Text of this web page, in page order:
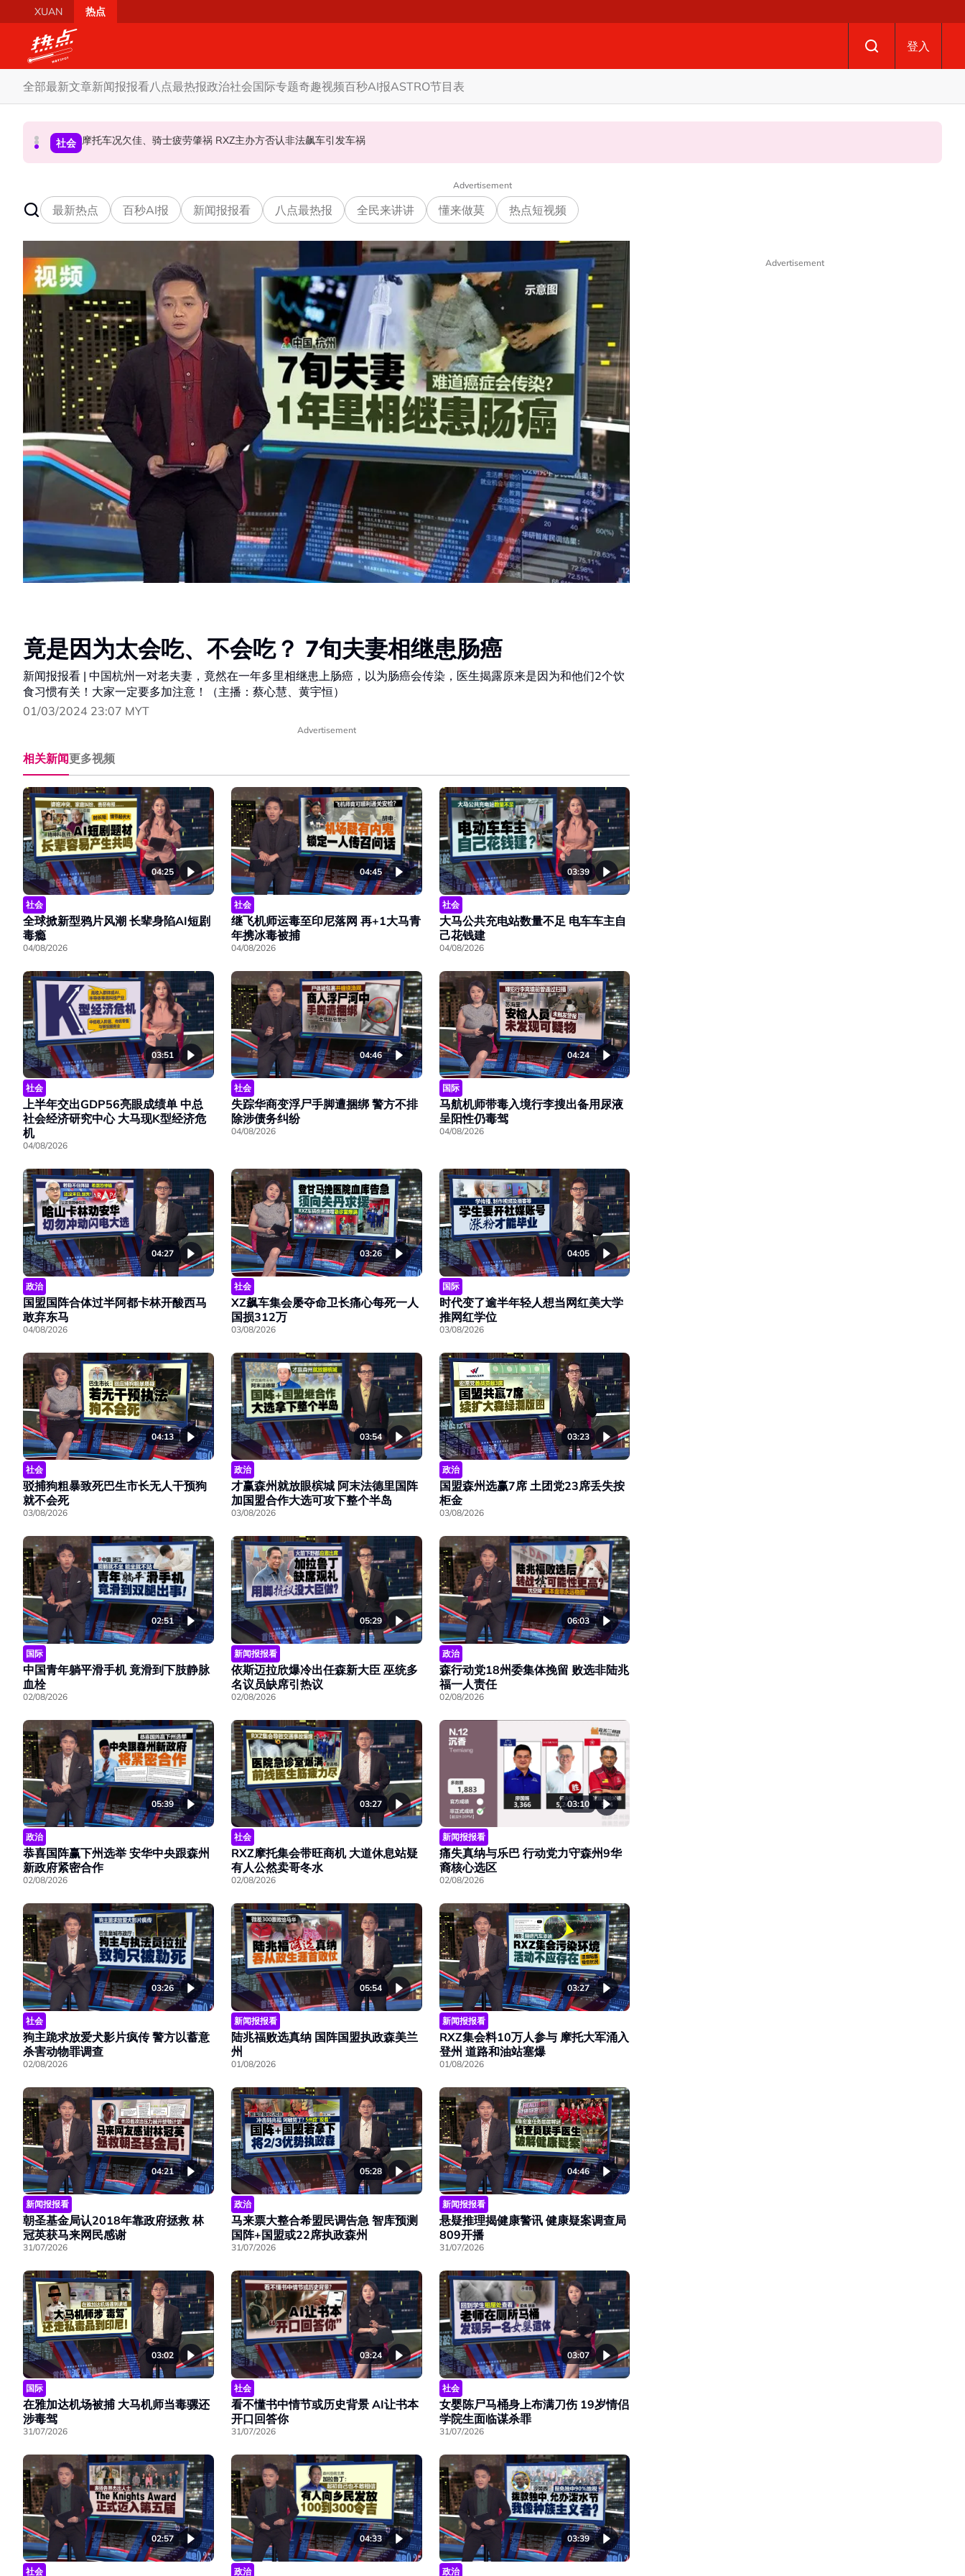
Skip to main content
XUAN 热点
登入
全部最新文章新闻报报看八点最热报政治社会国际专题奇趣视频百秒AI报ASTRO节目表
财经 SST成华商远离希盟因素？ 阿末马斯兰：华裔商家更倾向GST机制
社会 摩托车况欠佳、骑士疲劳肇祸 RXZ主办方否认非法飙车引发车祸
政治 柔森州选合作奏效 阿末马斯兰吁国阵国盟携手迎战甲州选
Advertisement
最新热点 百秒AI报 新闻报报看 八点最热报 全民来讲讲 懂来做莫 热点短视频
竟是因为太会吃、不会吃？ 7旬夫妻相继患肠癌
新闻报报看 | 中国杭州一对老夫妻，竟然在一年多里相继患上肠癌，以为肠癌会传染，医生揭露原来是因为和他们2个饮
食习惯有关！大家一定要多加注意！（主播：蔡心慧、黄宇恒）
01/03/2024 23:07 MYT
Advertisement
相关新闻更多视频
04:25
社会
全球掀新型鸦片风潮 长辈身陷AI短剧
毒瘾
04/08/2026
04:45
社会
继飞机师运毒至印尼落网 再+1大马青
年携冰毒被捕
04/08/2026
03:39
社会
大马公共充电站数量不足 电车车主自
己花钱建
04/08/2026
03:51
社会
上半年交出GDP56亮眼成绩单 中总
社会经济研究中心 大马现K型经济危
机
04/08/2026
04:46
社会
失踪华商变浮尸手脚遭捆绑 警方不排
除涉债务纠纷
04/08/2026
04:24
国际
马航机师带毒入境行李搜出备用尿液
呈阳性仍毒驾
04/08/2026
04:27
政治
国盟国阵合体过半阿都卡林开酸西马
敢弃东马
04/08/2026
03:26
社会
XZ飙车集会屡夺命卫长痛心每死一人
国损312万
03/08/2026
04:05
国际
时代变了逾半年轻人想当网红美大学
推网红学位
03/08/2026
04:13
社会
驳捕狗粗暴致死巴生市长无人干预狗
就不会死
03/08/2026
03:54
政治
才赢森州就放眼槟城 阿末法德里国阵
加国盟合作大选可攻下整个半岛
03/08/2026
03:23
政治
国盟森州选赢7席 土团党23席丢失按
柜金
03/08/2026
02:51
国际
中国青年躺平滑手机 竟滑到下肢静脉
血栓
02/08/2026
05:29
新闻报报看
依斯迈拉欣爆冷出任森新大臣 巫统多
名议员缺席引热议
02/08/2026
06:03
政治
森行动党18州委集体挽留 败选非陆兆
福一人责任
02/08/2026
05:39
政治
恭喜国阵赢下州选举 安华中央跟森州
新政府紧密合作
02/08/2026
03:27
社会
RXZ摩托集会带旺商机 大道休息站疑
有人公然卖哥冬水
02/08/2026
03:10
新闻报报看
痛失真纳与乐巴 行动党力守森州9华
裔核心选区
02/08/2026
03:26
社会
狗主跪求放爱犬影片疯传 警方以蓄意
杀害动物罪调查
02/08/2026
05:54
新闻报报看
陆兆福败选真纳 国阵国盟执政森美兰
州
01/08/2026
03:27
新闻报报看
RXZ集会料10万人参与 摩托大军涌入
登州 道路和油站塞爆
01/08/2026
04:21
新闻报报看
朝圣基金局认2018年靠政府拯救 林
冠英获马来网民感谢
31/07/2026
05:28
政治
马来票大整合希盟民调告急 智库预测
国阵+国盟或22席执政森州
31/07/2026
04:46
新闻报报看
悬疑推理揭健康警讯 健康疑案调查局
809开播
31/07/2026
03:02
国际
在雅加达机场被捕 大马机师当毒骡还
涉毒驾
31/07/2026
03:24
社会
看不懂书中情节或历史背景 AI让书本
开口回答你
31/07/2026
03:07
社会
女婴陈尸马桶身上布满刀伤 19岁情侣
学院生面临谋杀罪
31/07/2026
02:57
社会
04:33
政治
03:39
政治
Advertisement